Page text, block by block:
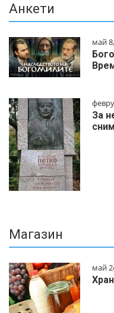
Анкети
май
За
Магазин
май